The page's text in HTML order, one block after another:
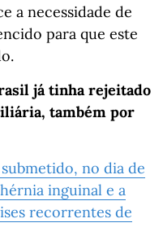
a necessidade de
para que este
já tinha rejeitado
também por
no dia de
inguinal e a
recorrentes de